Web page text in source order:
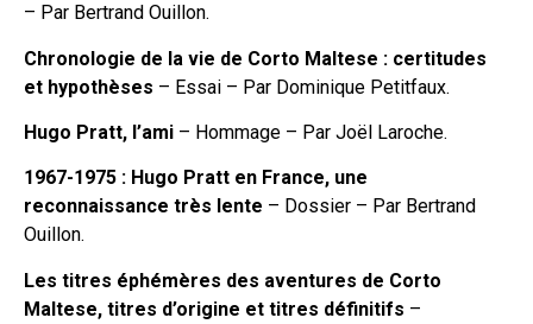
– Par Bertrand Ouillon.
Chronologie de la vie de Corto Maltese : certitudes
et hypothèses – Essai – Par Dominique Petitfaux.
Hugo Pratt, l’ami – Hommage – Par Joël Laroche.
1967-1975 : Hugo Pratt en France, une
reconnaissance très lente – Dossier – Par Bertrand
Ouillon.
Les titres éphémères des aventures de Corto
Maltese, titres d’origine et titres définitifs –